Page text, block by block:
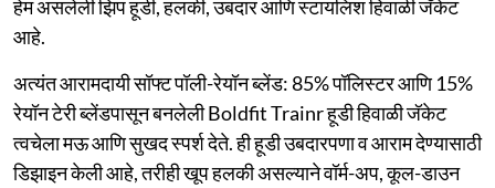
हेम असलेली झिप हूडी, हलकी, उबदार आणि स्टायलिश हिवाळी जॅकेट
आहे.
अत्यंत आरामदायी सॉफ्ट पॉली-रेयॉन ब्लेंड: 85% पॉलिस्टर आणि 15%
रेयॉन टेरी ब्लेंडपासून बनलेली Boldfit Trainr हूडी हिवाळी जॅकेट
त्वचेला मऊ आणि सुखद स्पर्श देते. ही हूडी उबदारपणा व आराम देण्यासाठी
डिझाइन केली आहे, तरीही खूप हलकी असल्याने वॉर्म-अप, कूल-डाउन